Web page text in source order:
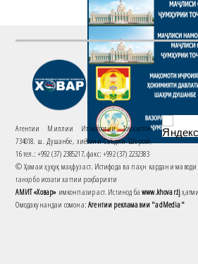
Агентии Миллии Иттилоотии Тоҷикистон
734018. ш. Душанбе, хиёбони Саъдии Шерозӣ,
16 тел.: +992 (37) 2385217, факс: +992 (37) 2232383
© Ҳамаи ҳуқуқ маҳфуз аст. Истифода ва паҳн кардани
танҳо бо иҷозати хаттии роҳбарияти
АМИТ «Ховар» имконпазир аст. Истинод баwww.khovar.tj
Омодакунандаи сомона:Агентии рекламавии "adMedia"